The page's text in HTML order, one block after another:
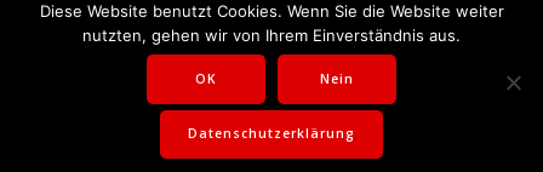
07243 5230 60
© 2026 SBH GmbH
Diese Website benutzt Cookies. Wenn Sie die Website weiter
nutzten, gehen wir von Ihrem Einverständnis aus.
OK Nein
Datenschutzerklärung